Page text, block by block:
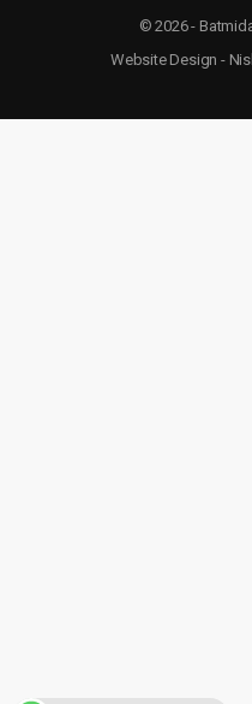
© 2026 -
Website Design -